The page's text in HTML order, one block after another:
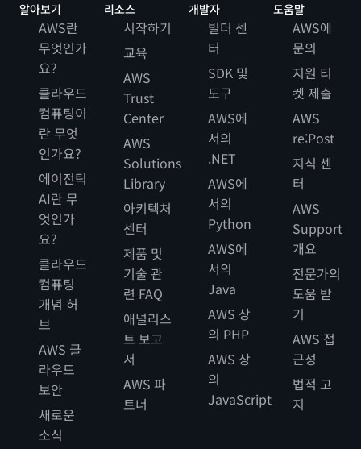
알아보기
AWS란
무엇인가
요?
클라우드
컴퓨팅이
란 무엇
인가요?
에이전틱
AI란 무
엇인가
요?
클라우드
컴퓨팅
개념 허
브
AWS 클
라우드
보안
새로운
소식
리소스
시작하기
교육
AWS
Trust
Center
AWS
Solutions
Library
아키텍처
센터
제품 및
기술 관
련 FAQ
애널리스
트 보고
서
AWS 파
트너
개발자
빌더 센
터
SDK 및
도구
AWS에
서의
.NET
AWS에
서의
Python
AWS에
서의
Java
AWS 상
의 PHP
AWS 상
의
JavaScript
도움말
AWS에
문의
지원 티
켓 제출
AWS
re:Post
지식 센
터
AWS
Support
개요
전문가의
도움 받
기
AWS 접
근성
법적 고
지